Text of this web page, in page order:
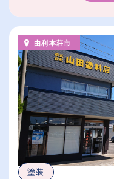
由利本荘市
塗装